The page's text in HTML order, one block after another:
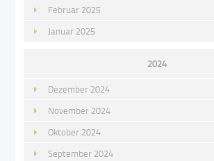
Februar 2025
Januar 2025
2024
Dezember 2024
November 2024
Oktober 2024
September 2024